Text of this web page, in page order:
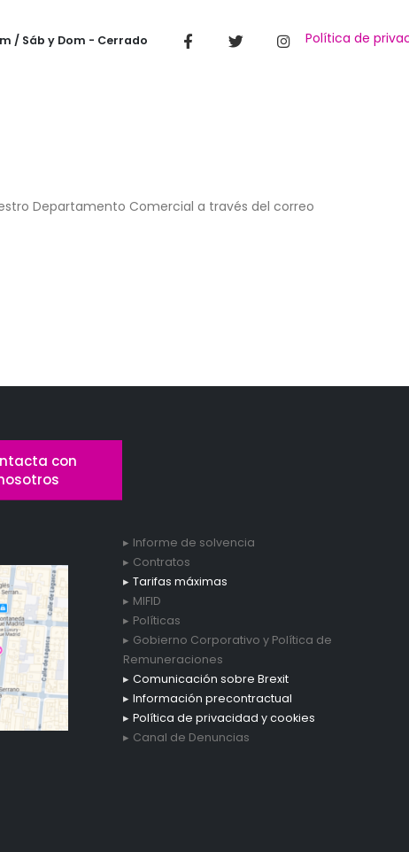
/ Sáb y Dom - Cerrado Política de
Departamento Comercial a través del correo
con
Informe de solvencia
Contratos
Tarifas máximas
MIFID
Políticas
Gobierno Corporativo y Política de
Remuneraciones
Comunicación sobre Brexit
Información precontractual
Política de privacidad y cookies
Canal de Denuncias